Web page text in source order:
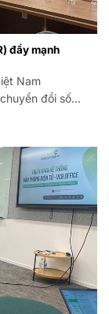
đẩy mạnh
Nam
đổi số